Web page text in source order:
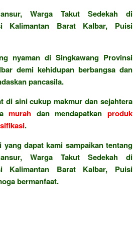
Warga Takut Sedekah di
Kalimantan Barat Kalbar, Puisi
nyaman di Singkawang Provinsi
demi kehidupan berbangsa dan
pancasila.
di sini cukup makmur dan sejahtera
murah dan mendapatkanproduk
.
yang dapat kami sampaikan tentang
Warga Takut Sedekah di
Kalimantan Barat Kalbar, Puisi
bermanfaat.